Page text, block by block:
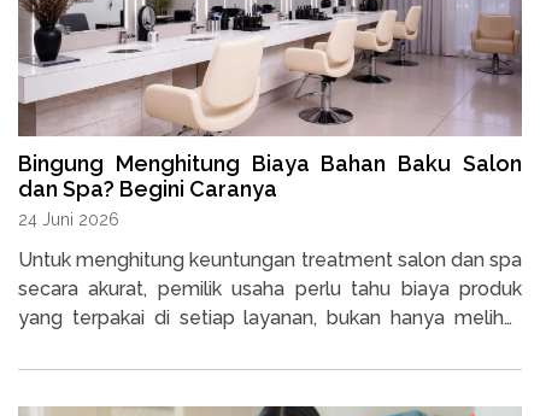
Bingung Menghitung Biaya Bahan Baku Salon
dan Spa? Begini Caranya
24 Juni 2026
Untuk menghitung keuntungan treatment salon dan spa
secara akurat, pemilik usaha perlu tahu biaya produk
yang terpakai di setiap layanan, bukan hanya melihat